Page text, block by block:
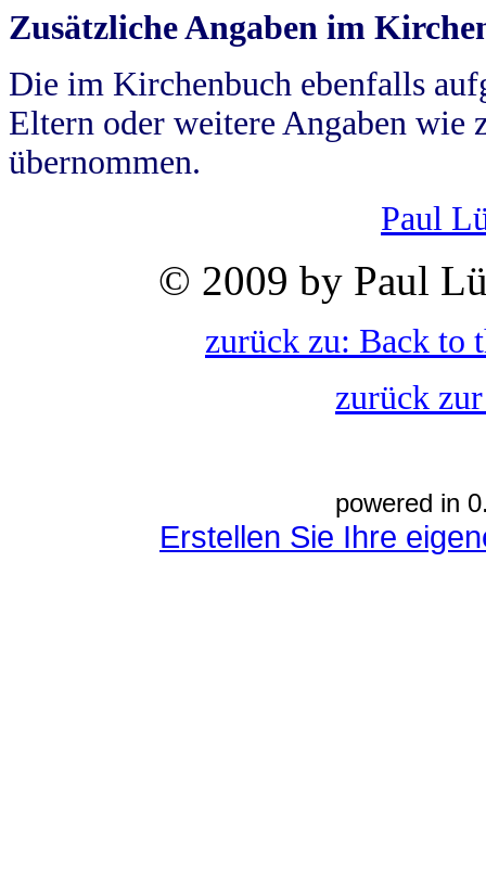
Zusätzliche Angaben im
Die im Kirchenbuch ebenfalls
Eltern oder weitere Angaben wie
übernommen.
Paul
© 2009 by Paul
zurück zu: Back to
zurück
powered in
Erstellen Sie Ihre